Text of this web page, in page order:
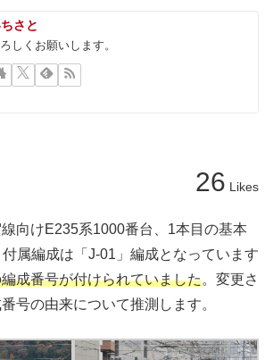
さと
しくお願いします。
26 Likes
向けE235系1000番台、1本目の基本
属編成は「J-01」編成となっています
成番号が付けられていました。変更さ
号の由来について推測します。